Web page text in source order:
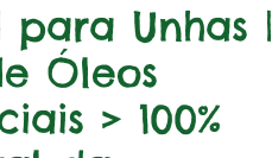
para Unhas |
Óleos
> 100%